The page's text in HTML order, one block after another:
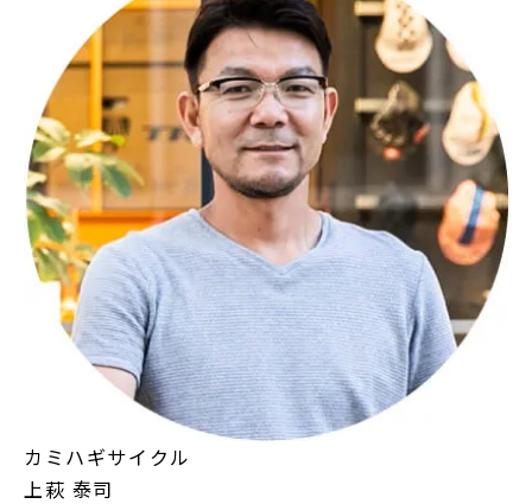
カミハギサイクル
上萩 泰司